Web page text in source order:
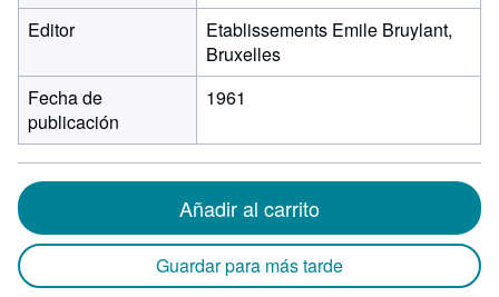
Editor
Etablissements Emile Bruylant,
Bruxelles
Fecha de
publicación
1961
Añadir al carrito
Guardar para más tarde